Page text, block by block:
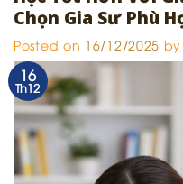
Chọn Gia Sư Phù
Posted on 16/12/2025 by
16
Th12